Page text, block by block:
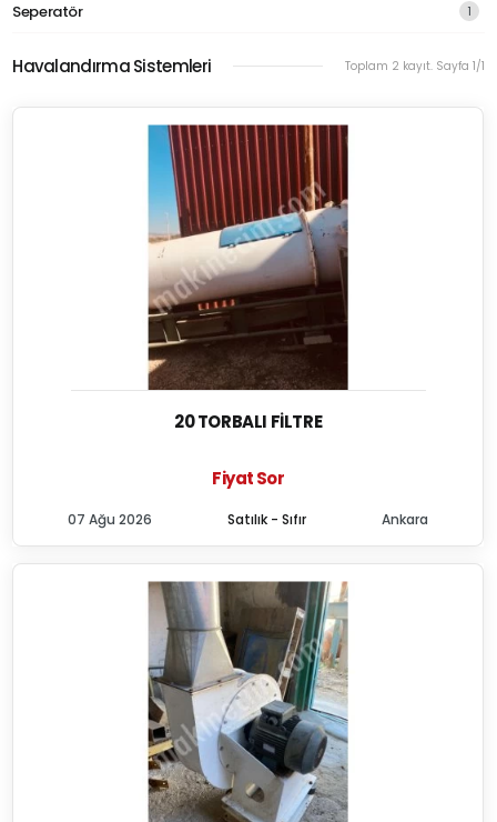
Seperatör 1
Havalandırma Sistemleri Toplam 2 kayıt. Sayfa 1/1
20 TORBALI FILTRE
Fiyat Sor
Satılık - Sıfır
07 Ağu 2026 Ankara